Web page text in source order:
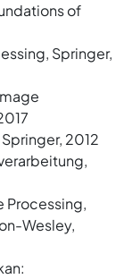
of
Springer,
2012
Processing,
Wesley,